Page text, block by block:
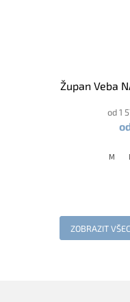
Župan Veba
od 1
M
ZOBRAZIT